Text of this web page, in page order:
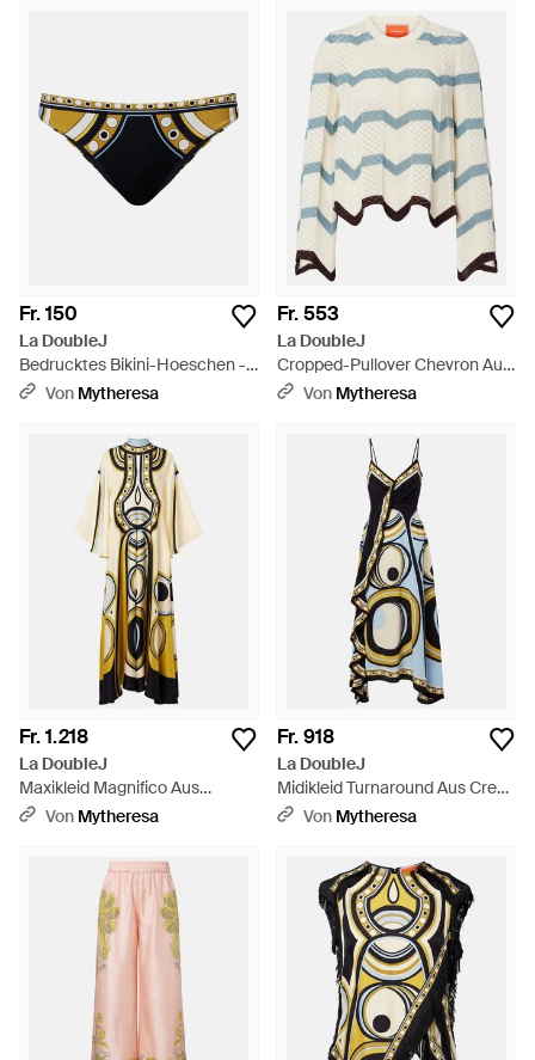
Fr. 150
La DoubleJ
Bedrucktes Bikini-Hoeschen -
BlauVon Mytheresa
Fr. 553
La DoubleJ
Cropped-Pullover Chevron Aus
Baumwolle - Blau
Von Mytheresa
Fr. 1.218
La DoubleJ
Maxikleid Magnifico Aus
Seiden-Twill - Mettallic
Von Mytheresa
Fr. 918
La DoubleJ
Midikleid Turnaround Aus Crepe
De Chine Aus Seide - Weiß
Von Mytheresa